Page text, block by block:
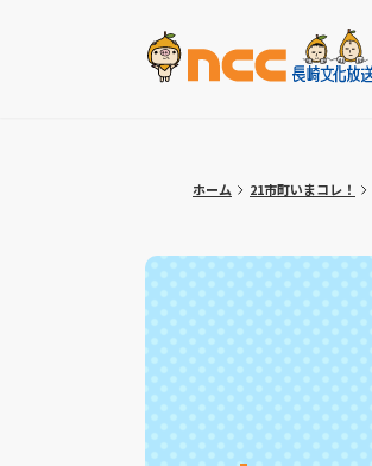
ホーム 21市町いまコレ！